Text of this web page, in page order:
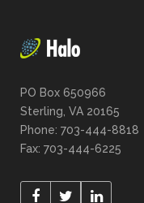
PO Box 650966
Sterling, VA 20165
Phone: 703-444-8818
Fax: 703-444-6225